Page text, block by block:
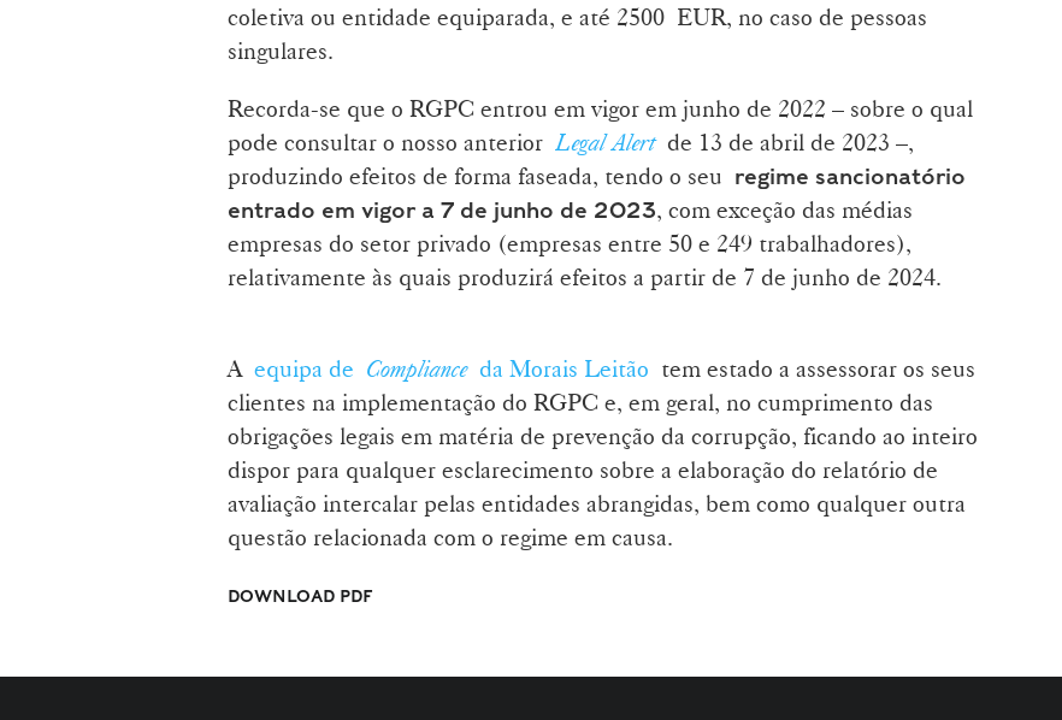
coletiva ou entidade equiparada, e até 2500 EUR, no caso de pessoas
singulares.
Recorda-se que o RGPC entrou em vigor em junho de 2022 – sobre o qual
pode consultar o nosso anterior Legal Alert de 13 de abril de 2023 –,
produzindo efeitos de forma faseada, tendo o seu regime sancionatório
entrado em vigor a 7 de junho de 2023, com exceção das médias
empresas do setor privado (empresas entre 50 e 249 trabalhadores),
relativamente às quais produzirá efeitos a partir de 7 de junho de 2024.
A equipa de Complianceda Morais Leitão tem estado a assessorar os seus
clientes na implementação do RGPC e, em geral, no cumprimento das
obrigações legais em matéria de prevenção da corrupção, ficando ao inteiro
dispor para qualquer esclarecimento sobre a elaboração do relatório de
avaliação intercalar pelas entidades abrangidas, bem como qualquer outra
questão relacionada com o regime em causa.
DOWNLOAD PDF